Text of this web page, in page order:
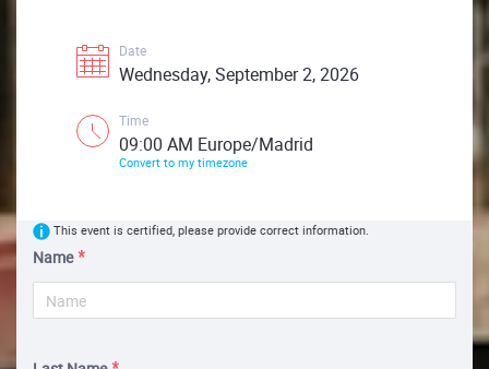
Date
Wednesday, September 2, 2026
Time
09:00 AM Europe/Madrid
Convert to my timezone
This event is certified, please provide correct information.
Name